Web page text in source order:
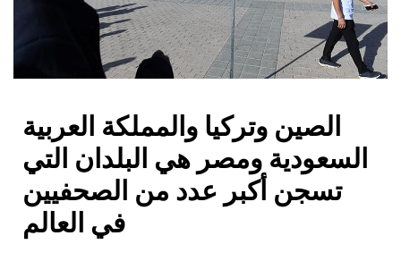
الصين وتركيا والمملكة العربية
السعودية ومصر هي البلدان التي
تسجن أكبر عدد من الصحفيين
في العالم